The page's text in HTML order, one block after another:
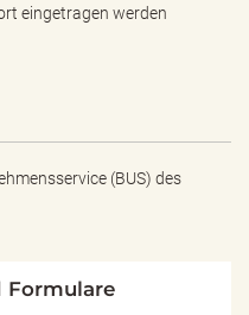
eingetragen werden
(BUS) des
Formulare